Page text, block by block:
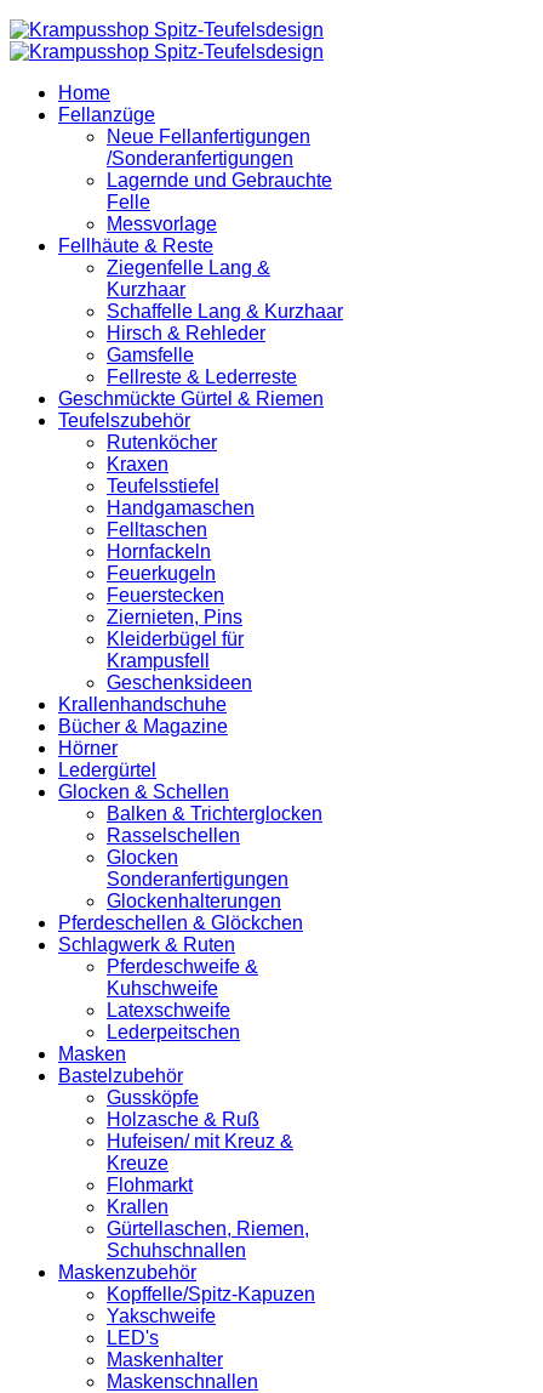
Home
Fellanzüge
Neue Fellanfertigungen
/Sonderanfertigungen
Lagernde und Gebrauchte
Felle
Messvorlage
Fellhäute & Reste
Ziegenfelle Lang &
Kurzhaar
Schaffelle Lang & Kurzhaar
Hirsch & Rehleder
Gamsfelle
Fellreste & Lederreste
Geschmückte Gürtel & Riemen
Teufelszubehör
Rutenköcher
Kraxen
Teufelsstiefel
Handgamaschen
Felltaschen
Hornfackeln
Feuerkugeln
Feuerstecken
Ziernieten, Pins
Kleiderbügel für
Krampusfell
Geschenksideen
Krallenhandschuhe
Bücher & Magazine
Hörner
Ledergürtel
Glocken & Schellen
Balken & Trichterglocken
Rasselschellen
Glocken
Sonderanfertigungen
Glockenhalterungen
Pferdeschellen & Glöckchen
Schlagwerk & Ruten
Pferdeschweife &
Kuhschweife
Latexschweife
Lederpeitschen
Masken
Bastelzubehör
Gussköpfe
Holzasche & Ruß
Hufeisen/ mit Kreuz &
Kreuze
Flohmarkt
Krallen
Gürtellaschen, Riemen,
Schuhschnallen
Maskenzubehör
Kopffelle/Spitz-Kapuzen
Yakschweife
LED's
Maskenhalter
Maskenschnallen